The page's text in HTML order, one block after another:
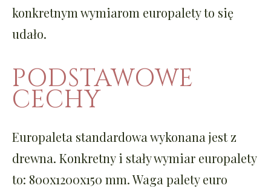
konkretnym wymiarom europalety to się
udało.
PODSTAWOWE
CECHY
Europaleta standardowa wykonana jest z
drewna. Konkretny i stały wymiar europalety
to: 800x1200x150 mm.Waga palety euro